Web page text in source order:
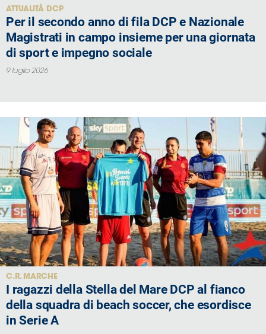
ATTUALITÀ DCP
Per il secondo anno di fila DCP e Nazionale
Magistrati in campo insieme per una giornata
di sport e impegno sociale
9 luglio 2026
C.R. MARCHE
I ragazzi della Stella del Mare DCP al fianco
della squadra di beach soccer, che esordisce
in Serie A